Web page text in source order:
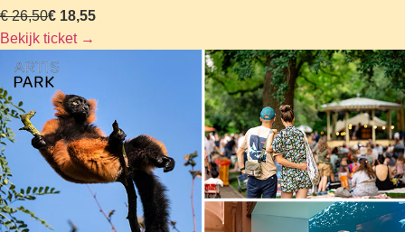
€ 26,50€ 18,55
Bekijk ticket →